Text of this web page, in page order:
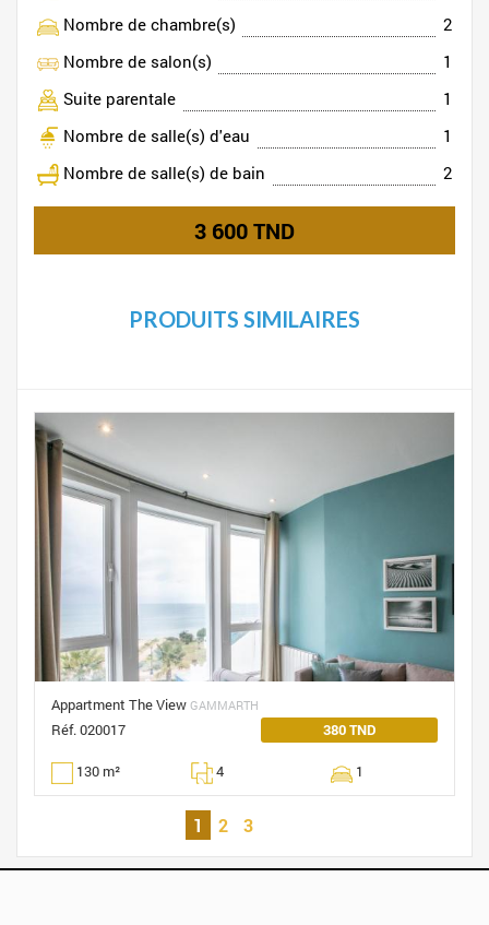
Nombre de chambre(s)
2
Nombre de salon(s)
1
Suite parentale
1
Nombre de salle(s) d'eau
1
Nombre de salle(s) de bain
2
3 600 TND
PRODUITS SIMILAIRES
Appartment The View GAMMARTH
Réf. 020017 380 TND
130 m² 4 1
1 2 3